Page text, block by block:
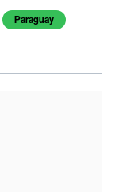
Paraguay